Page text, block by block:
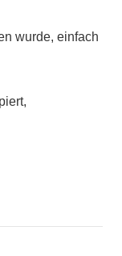
wurde, einfach